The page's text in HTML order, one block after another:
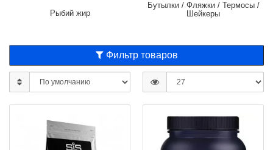
Рыбий жир
Бутылки / Фляжки / Термосы /
Шейкеры
Фильтр товаров